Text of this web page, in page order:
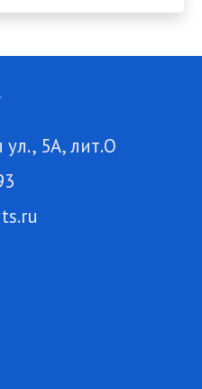
5А, лит.О